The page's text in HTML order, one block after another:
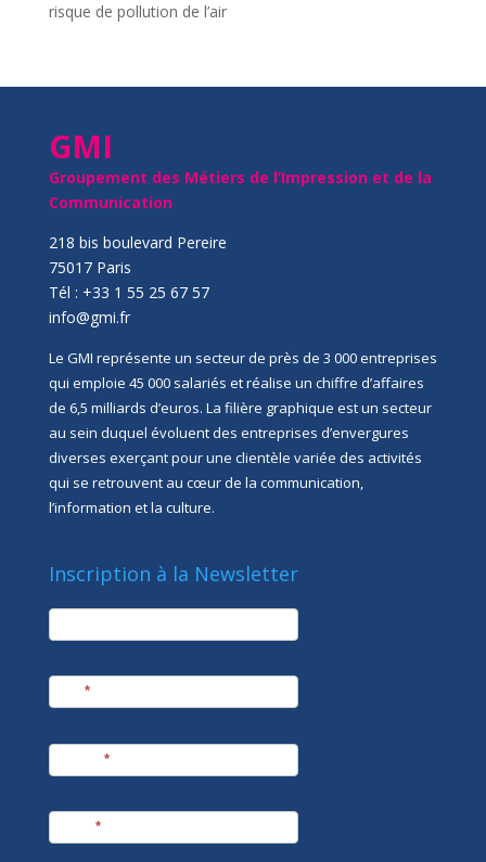
risque de pollution de l’air
GMI
Groupement des Métiers de l’Impression et de la
Communication
218 bis boulevard Pereire
75017 Paris
Tél : +33 1 55 25 67 57
info@gmi.fr
Le GMI représente un secteur de près de 3 000 entreprises
qui emploie 45 000 salariés et réalise un chiffre d’affaires
de 6,5 milliards d’euros. La filière graphique est un secteur
au sein duquel évoluent des entreprises d’envergures
diverses exerçant pour une clientèle variée des activités
qui se retrouvent au cœur de la communication,
l’information et la culture.
Inscription à la Newsletter
newsletter
*
*
*